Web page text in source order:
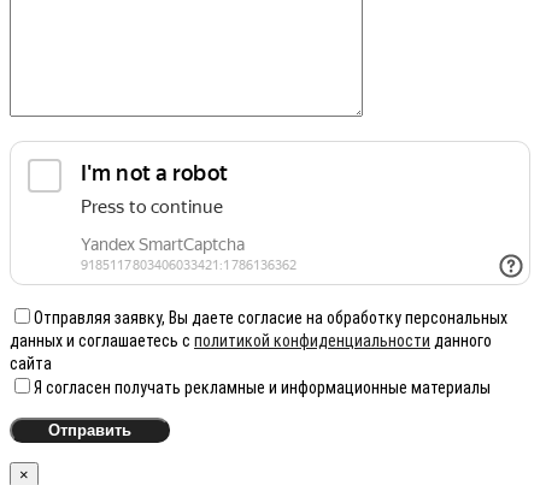
Отправляя заявку, Вы даете согласие на обработку персональных
данных и соглашаетесь с политикой конфиденциальности данного
сайта
Я согласен получать рекламные и информационные материалы
×